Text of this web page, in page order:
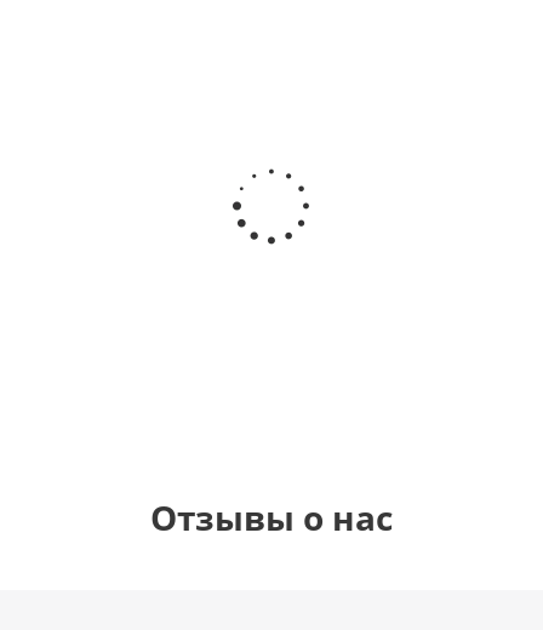
Сердце розовое
фольгированный
Отзывы о нас